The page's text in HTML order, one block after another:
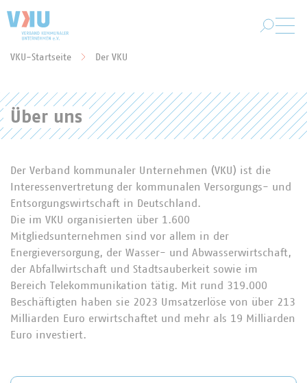
VKU-Startseite Der VKU
Über uns
Der Verband kommunaler Unternehmen (VKU) ist die
Interessenvertretung der kommunalen Versorgungs- und
Entsorgungswirtschaft in Deutschland.
Die im VKU organisierten über 1.600
Mitgliedsunternehmen sind vor allem in der
Energieversorgung, der Wasser- und Abwasserwirtschaft,
der Abfallwirtschaft und Stadtsauberkeit sowie im
Bereich Telekommunikation tätig. Mit rund 319.000
Beschäftigten haben sie 2023 Umsatzerlöse von über 213
Milliarden Euro erwirtschaftet und mehr als 19 Milliarden
Euro investiert.